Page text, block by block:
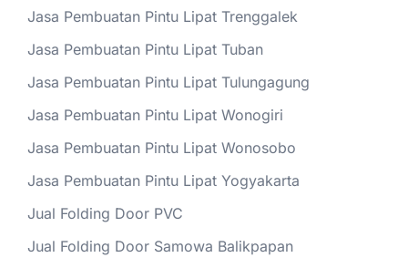
Jasa Pembuatan Pintu Lipat Trenggalek
Jasa Pembuatan Pintu Lipat Tuban
Jasa Pembuatan Pintu Lipat Tulungagung
Jasa Pembuatan Pintu Lipat Wonogiri
Jasa Pembuatan Pintu Lipat Wonosobo
Jasa Pembuatan Pintu Lipat Yogyakarta
Jual Folding Door PVC
Jual Folding Door Samowa Balikpapan